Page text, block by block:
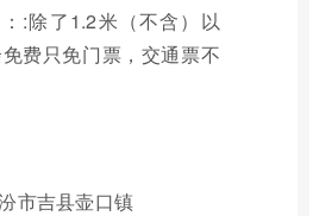
:除了1.2米（不含）以
费只免门票，交通票不
市吉县壶口镇